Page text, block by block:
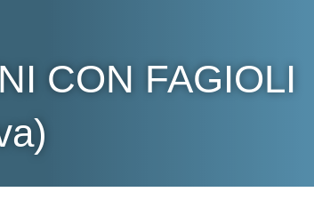
CON FAGIOLI